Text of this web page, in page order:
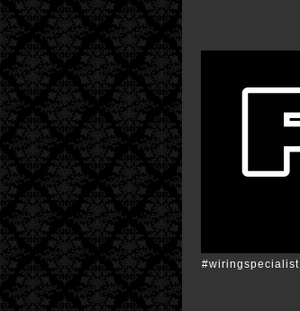
#wiringspecialist